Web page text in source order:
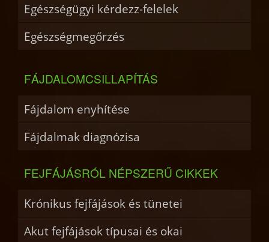
Egészségügyi kérdezz-felelek
Egészségmegőrzés
FÁJDALOMCSILLAPÍTÁS
Fájdalom enyhítése
Fájdalmak diagnózisa
FEJFÁJÁSRÓL NÉPSZERŰ CIKKEK
Krónikus fejfájások és tünetei
Akut fejfájások típusai és okai